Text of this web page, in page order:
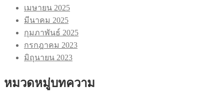
เมษายน 2025
มีนาคม 2025
กุมภาพันธ์ 2025
กรกฎาคม 2023
มิถุนายน 2023
หมวดหมู่บทความ